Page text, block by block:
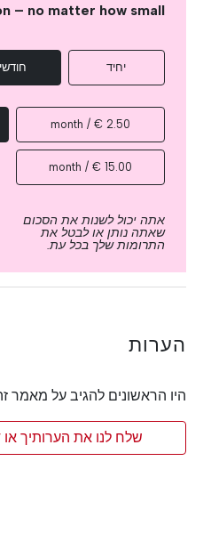
– no matter how small
יחיד חודשי
2.50 € / month
15.00 € / month
אתה יכול לשנות את הסכום
שאתה נותן או לבטל את
התרומות שלך בכל עת.
הערות
היו הראשונים להגיב על מאמר
שלח לנו את הערותיך